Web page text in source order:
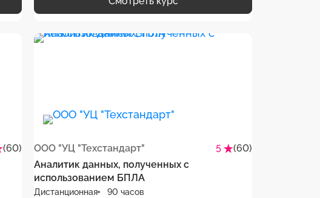
(60)
ООО "УЦ "Техстандарт" 5
(60)
Аналитик данных, полученных с
использованием БПЛА
Дистанционная 90 часов